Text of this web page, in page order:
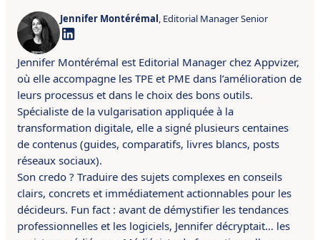
Jennifer Montérémal, Editorial Manager Senior
Jennifer Montérémal est Editorial Manager chez Appvizer,
où elle accompagne les TPE et PME dans l’amélioration de
leurs processus et dans le choix des bons outils.
Spécialiste de la vulgarisation appliquée à la
transformation digitale, elle a signé plusieurs centaines
de contenus (guides, comparatifs, livres blancs, posts
réseaux sociaux).
Son credo ? Traduire des sujets complexes en conseils
clairs, concrets et immédiatement actionnables pour les
décideurs. Fun fact : avant de démystifier les tendances
professionnelles et les logiciels, Jennifer décryptait… les